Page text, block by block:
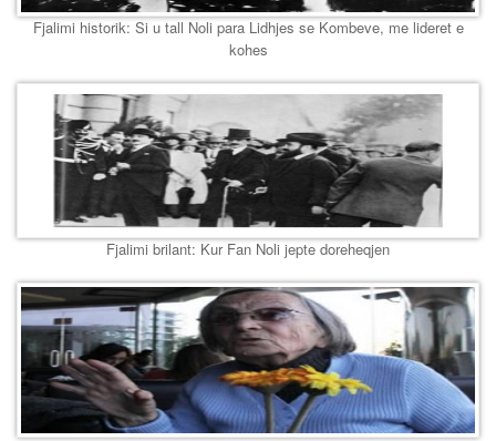
Fjalimi historik: Si u tall Noli para Lidhjes se Kombeve, me lideret e
kohes
Fjalimi brilant: Kur Fan Noli jepte doreheqjen